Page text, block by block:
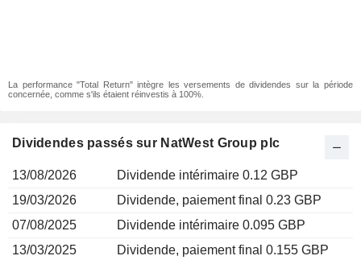
La performance "Total Return" intègre les versements de dividendes sur la période
concernée, comme s'ils étaient réinvestis à 100%.
Dividendes passés sur NatWest Group plc
13/08/2026
Dividende intérimaire 0.12 GBP
19/03/2026
Dividende, paiement final 0.23 GBP
07/08/2025
Dividende intérimaire 0.095 GBP
13/03/2025
Dividende, paiement final 0.155 GBP